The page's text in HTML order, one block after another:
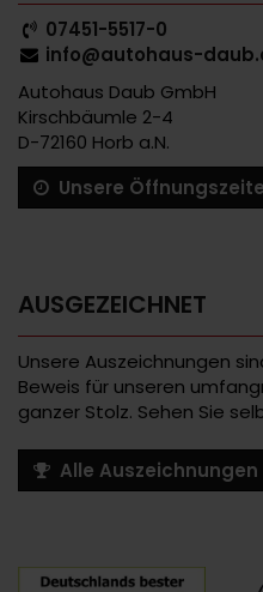
07451-5517-0
info@autohaus-
Autohaus Daub GmbH
Kirschbäumle 2-4
D-72160 Horb a.N.
Unsere
AUSGEZEICHNET
Unsere Auszeichnungen
Beweis für unseren
ganzer Stolz. Sehen Sie
Alle Auszeichnungen